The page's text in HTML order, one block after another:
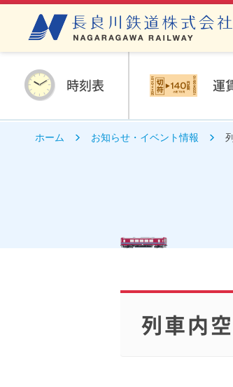
時刻表 運
ホーム お知らせ・イベント情報
列車内